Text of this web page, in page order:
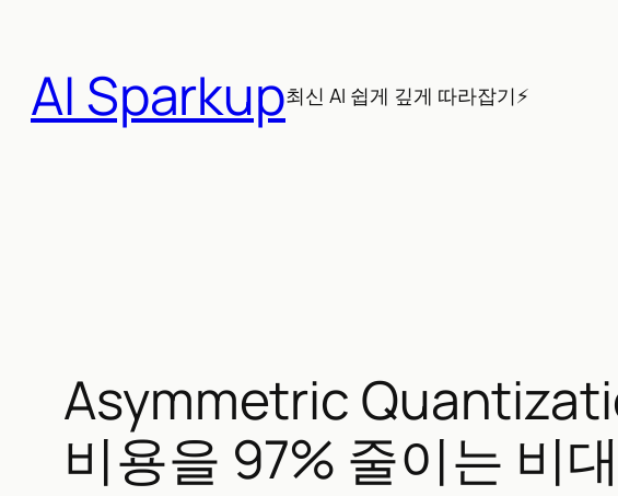
AI Sparkup최신 AI 쉽게 깊게 따라잡기⚡
Asymmetric
비용을 97% 줄이는 비